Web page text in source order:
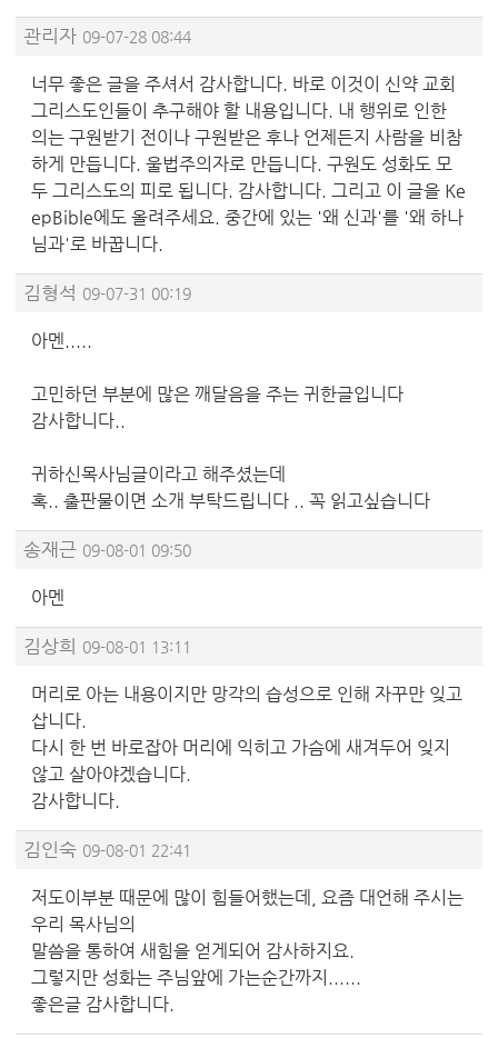
관리자 09-07-28 08:44
너무 좋은 글을 주셔서 감사합니다. 바로 이것이 신약 교회
그리스도인들이 추구해야 할 내용입니다. 내 행위로 인한
의는 구원받기 전이나 구원받은 후나 언제든지 사람을 비참
하게 만듭니다. 울법주의자로 만듭니다. 구원도 성화도 모
두 그리스도의 피로 됩니다. 감사합니다. 그리고 이 글을 Ke
epBible에도 올려주세요. 중간에 있는 '왜 신과'를 '왜 하나
님과'로 바꿉니다.
김형석 09-07-31 00:19
아멘.....
고민하던 부분에 많은 깨달음을 주는 귀한글입니다
감사합니다..
귀하신목사님글이라고 해주셨는데
혹.. 출판물이면 소개 부탁드립니다 .. 꼭 읽고싶습니다
송재근 09-08-01 09:50
아멘
김상희 09-08-01 13:11
머리로 아는 내용이지만 망각의 습성으로 인해 자꾸만 잊고
삽니다.
다시 한 번 바로잡아 머리에 익히고 가슴에 새겨두어 잊지
않고 살아야겠습니다.
감사합니다.
김인숙 09-08-01 22:41
저도이부분 때문에 많이 힘들어했는데, 요즘 대언해 주시는
우리 목사님의
말씀을 통하여 새힘을 얻게되어 감사하지요.
그렇지만 성화는 주님앞에 가는순간까지......
좋은글 감사합니다.